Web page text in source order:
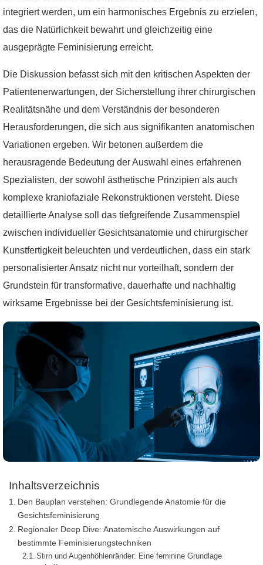
integriert werden, um ein harmonisches Ergebnis zu erzielen,
das die Natürlichkeit bewahrt und gleichzeitig eine
ausgeprägte Feminisierung erreicht.
Die Diskussion befasst sich mit den kritischen Aspekten der
Patientenerwartungen, der Sicherstellung ihrer chirurgischen
Realitätsnähe und dem Verständnis der besonderen
Herausforderungen, die sich aus signifikanten anatomischen
Variationen ergeben. Wir betonen außerdem die
herausragende Bedeutung der Auswahl eines erfahrenen
Spezialisten, der sowohl ästhetische Prinzipien als auch
komplexe kraniofaziale Rekonstruktionen versteht. Diese
detaillierte Analyse soll das tiefgreifende Zusammenspiel
zwischen individueller Gesichtsanatomie und chirurgischer
Kunstfertigkeit beleuchten und verdeutlichen, dass ein stark
personalisierter Ansatz nicht nur vorteilhaft, sondern der
Grundstein für transformative, dauerhafte und nachhaltig
wirksame Ergebnisse bei der Gesichtsfeminisierung ist.
Inhaltsverzeichnis
Den Bauplan verstehen: Grundlegende Anatomie für die
Gesichtsfeminisierung
Regionaler Deep Dive: Anatomische Auswirkungen auf
bestimmte Feminisierungstechniken
Stirn und Augenhöhlenränder: Eine feminine Grundlage